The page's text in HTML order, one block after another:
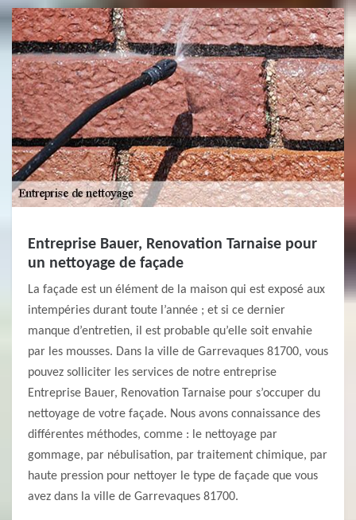
Entreprise Bauer, Renovation Tarnaise pour
un nettoyage de façade
La façade est un élément de la maison qui est exposé aux
intempéries durant toute l’année ; et si ce dernier
manque d’entretien, il est probable qu’elle soit envahie
par les mousses. Dans la ville de Garrevaques 81700, vous
pouvez solliciter les services de notre entreprise
Entreprise Bauer, Renovation Tarnaise pour s’occuper du
nettoyage de votre façade. Nous avons connaissance des
différentes méthodes, comme : le nettoyage par
gommage, par nébulisation, par traitement chimique, par
haute pression pour nettoyer le type de façade que vous
avez dans la ville de Garrevaques 81700.